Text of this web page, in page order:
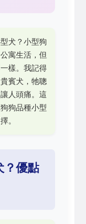
犬？小型狗
寓生活，但
樣。我記得
賓犬，牠聰
人頭痛。這
狗品種小型
。
？優點